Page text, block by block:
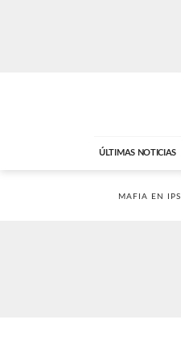
ÚLTIMAS NOTICIAS
MAFIA EN IPS